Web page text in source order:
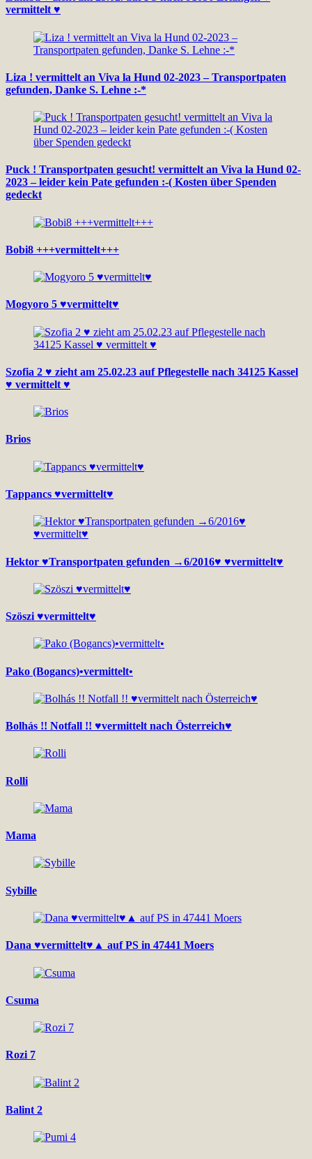
vermittelt ♥
Liza ! vermittelt an Viva la Hund 02-2023 – Transportpaten
gefunden, Danke S. Lehne :-*
Puck ! Transportpaten gesucht! vermittelt an Viva la Hund 02-
2023 – leider kein Pate gefunden :-( Kosten über Spenden
gedeckt
Bobi8 +++vermittelt+++
Mogyoro 5 ♥vermittelt♥
Szofia 2 ♥ zieht am 25.02.23 auf Pflegestelle nach 34125 Kassel
♥ vermittelt ♥
Brios
Tappancs ♥vermittelt♥
Hektor ♥Transportpaten gefunden →6/2016♥ ♥vermittelt♥
Szöszi ♥vermittelt♥
Pako (Bogancs)•vermittelt•
Bolhás !! Notfall !! ♥vermittelt nach Österreich♥
Rolli
Mama
Sybille
Dana ♥vermittelt♥▲ auf PS in 47441 Moers
Csuma
Rozi 7
Balint 2